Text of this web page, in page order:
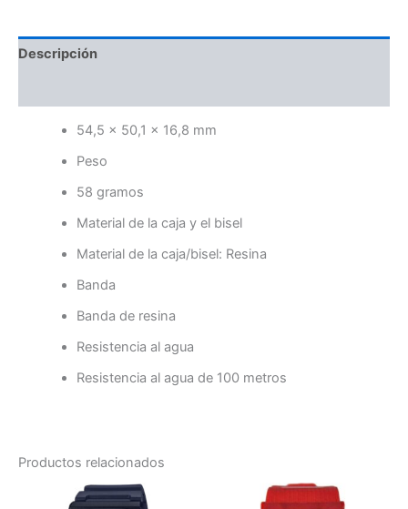
Descripción
54,5 × 50,1 × 16,8 mm
Peso
58 gramos
Material de la caja y el bisel
Material de la caja/bisel: Resina
Banda
Banda de resina
Resistencia al agua
Resistencia al agua de 100 metros
Productos relacionados